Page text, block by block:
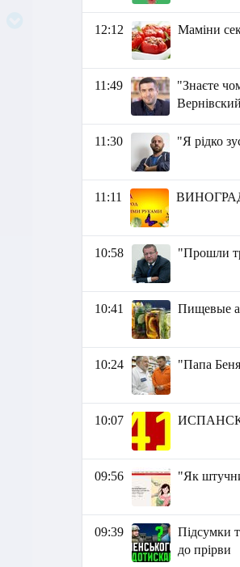
12:12 Маміни
11:49
"Знаєте
Вернівский
11:30 "Я рідко
11:11
10:58 "Прошли
10:41 Пищевые
10:24 "Папа
10:07
09:56 "Як
09:39
Підсумки
до прірви